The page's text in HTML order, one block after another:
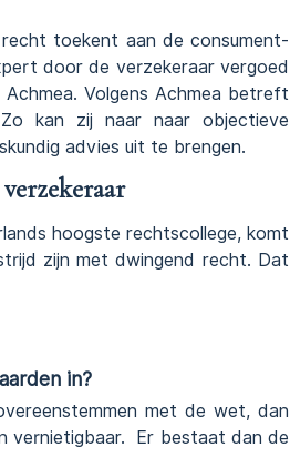
toekent aan de consument-
door de verzekeraar vergoed
Volgens Achmea betreft
kan zij naar naar objectieve
advies uit te brengen.
hoogste rechtscollege, komt
zijn met dwingend recht. Dat
in?
met de wet, dan
vernietigbaar. Er bestaat dan de